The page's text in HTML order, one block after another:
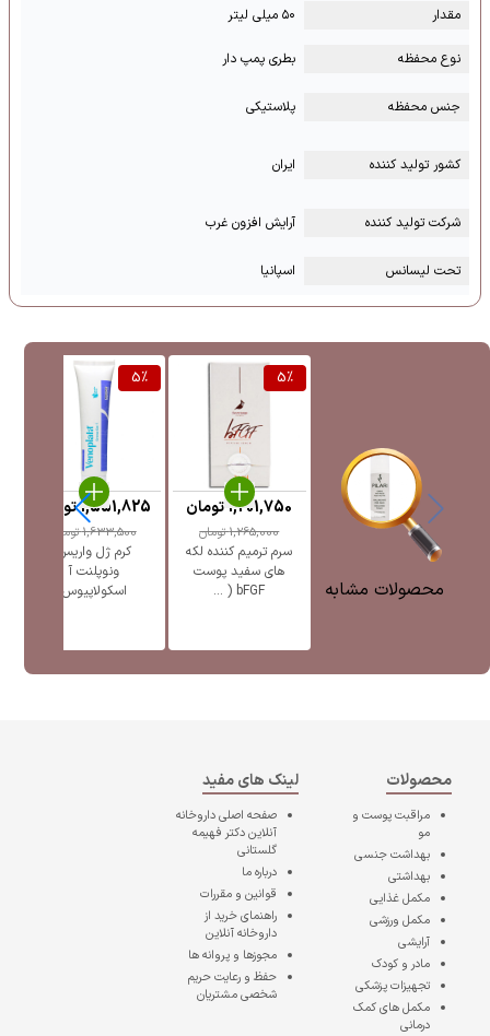
مقدار ۵۰ میلی لیتر
نوع محفظه بطری پمپ دار
جنس محفظه پلاستیکی
کشور تولید کننده ایران
شرکت تولید کننده آرایش افزون غرب
تحت لیسانس اسپانیا
محصولات مشابه
5%
سرم ترمیم کننده لکه
های سفید پوست
bFGF ( ...
1,265,000تومان
1,201,750تومان
5%
کرم ژل واریس
ونوپلنت آ
اسکولاپیوس
1,633,500تومان
1,551,825تومان
محصولات
مراقبت پوست و
مو
بهداشت جنسی
بهداشتی
مکمل غذایی
مکمل ورزشی
آرایشی
مادر و کودک
تجهیزات پزشکی
مکمل های کمک
درمانی
لینک های مفید
صفحه اصلیداروخانه
آنلاین دکتر فهیمه
گلستانی
درباره ما
قوانین و مقررات
راهنمای خرید از
داروخانه آنلاین
مجوزها و پروانه ها
حفظ و رعایت حریم
شخصی مشتریان